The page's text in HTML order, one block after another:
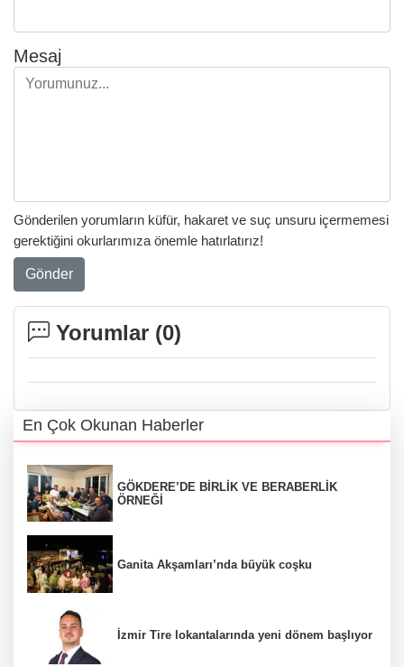
Mesaj
Gönderilen yorumların küfür, hakaret ve suç unsuru içermemesi
gerektiğini okurlarımıza önemle hatırlatırız!
Gönder
Yorumlar (0)
En Çok Okunan Haberler
GÖKDERE’DE BİRLİK VE BERABERLİK
ÖRNEĞİ
Ganita Akşamları’nda büyük coşku
İzmir Tire lokantalarında yeni dönem başlıyor